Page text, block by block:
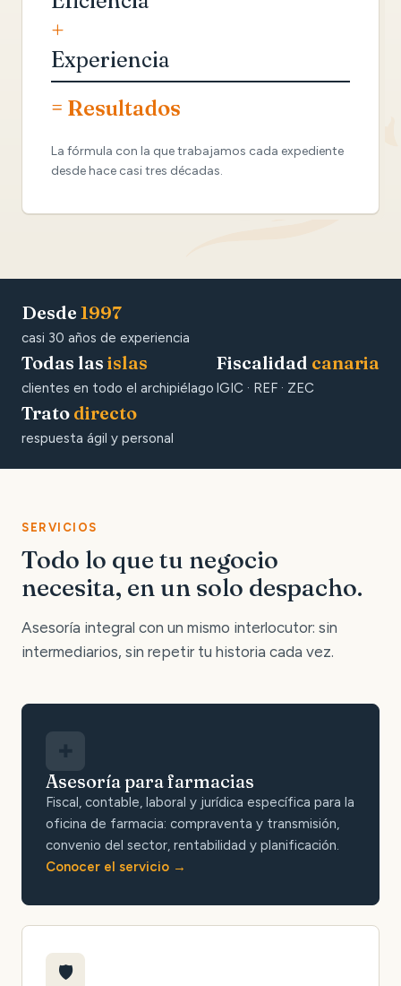
+
Experiencia
= Resultados
La fórmula con la que trabajamos cada expediente
desde hace casi tres décadas.
Desde 1997
casi 30 años de experiencia
Todas las islas
clientes en todo el archipiélago
Fiscalidad canaria
IGIC · REF · ZEC
Trato directo
respuesta ágil y personal
SERVICIOS
Todo lo que tu negocio
necesita, en un solo despacho.
Asesoría integral con un mismo interlocutor: sin
intermediarios, sin repetir tu historia cada vez.
Asesoría para farmacias
Fiscal, contable, laboral y jurídica específica para la
oficina de farmacia: compraventa y transmisión,
convenio del sector, rentabilidad y planificación.
Conocer el servicio
🛡️